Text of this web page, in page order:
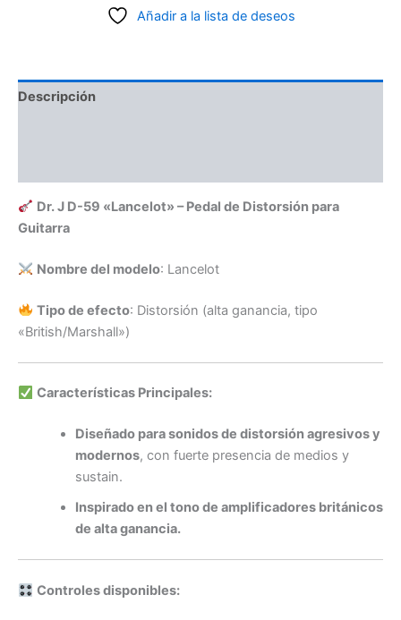
Añadir a la lista de deseos
Descripción
Dr. J D-59 «Lancelot» – Pedal de Distorsión para
Guitarra
Nombre del modelo: Lancelot
Tipo de efecto: Distorsión (alta ganancia, tipo
«British/Marshall»)
Características Principales:
Diseñado para sonidos de distorsión agresivos y
modernos, con fuerte presencia de medios y
sustain.
Inspirado en el tono de amplificadores británicos
de alta ganancia.
Controles disponibles: